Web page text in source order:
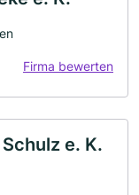
Firma bewerten
e. K.